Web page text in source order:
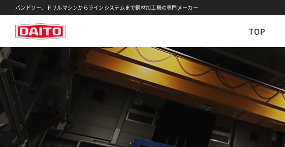
バンドソー、ドリルマシンからラインシステムまで鋼材加工機の専門メーカー
TOP